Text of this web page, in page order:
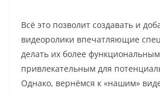
Всё это позволит создавать и
видеоролики впечатляющие
делать их более
привлекательным для
Однако, вернёмся к «нашим»